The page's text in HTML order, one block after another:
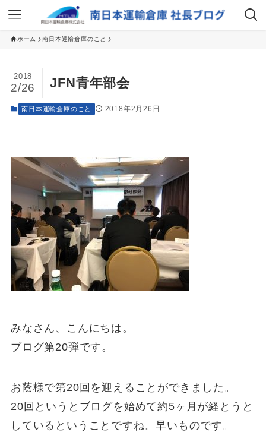
ホーム 南日本運輸倉庫のこと
JFN青年部会
2018
2/26
南日本運輸倉庫のこと 2018年2月26日
みなさん、こんにちは。
ブログ第20弾です。
お蔭様で第20回を迎えることができました。
20回というとブログを始めて約5ヶ月が経とうと
しているということですね。早いものです。